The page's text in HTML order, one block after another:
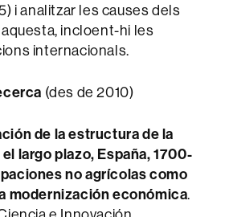
i analitzar les causes dels
incloent-hi les
internacionals.
(des de 2010)
de la estructura de la
largo plazo, España, 1700-
no agrícolas como
modernización económica.